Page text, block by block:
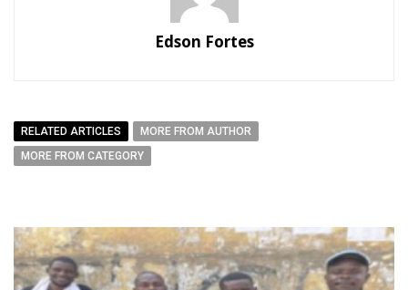
Edson Fortes
RELATED ARTICLES
MORE FROM AUTHOR
MORE FROM CATEGORY